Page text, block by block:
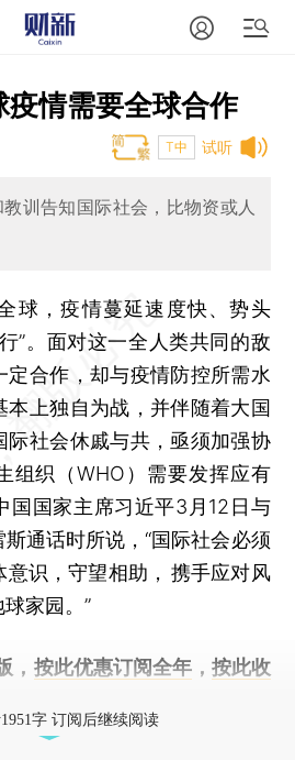
情需要全球合作
试听
T中
训告知国际社会，比物资或人
，疫情蔓延速度快、势头
”。面对这一全人类共同的敌
定合作，却与疫情防控所需水
上独自为战，并伴随着大国
际社会休戚与共，亟须加强协
组织（WHO）需要发挥应有
国国家主席习近平3月12日与
通话时所说，“国际社会必须
识，守望相助， 携手应对风
家园。”
， 按此优惠订阅全年， 按此收
字 订阅后继续阅读